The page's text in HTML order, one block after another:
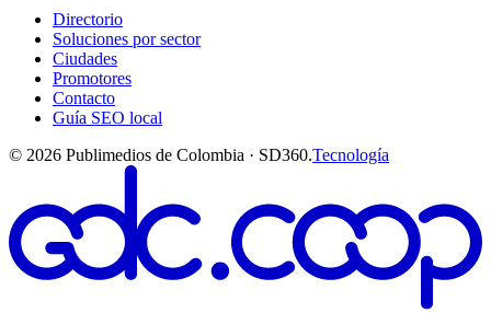
Directorio
Soluciones por sector
Ciudades
Promotores
Contacto
Guía SEO local
© 2026 Publimedios de Colombia · SD360.Tecnología